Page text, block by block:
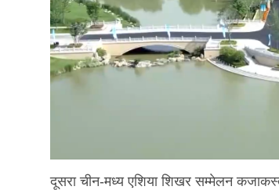
दूसरा चीन-मध्य एशिया शिखर सम्मेलन